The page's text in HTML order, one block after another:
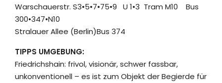
Warschauerstr. S3•5•7•75•9 U 1•3 Tram M10 Bus
300•347•N10
Stralauer Allee (Berlin)Bus 374
TIPPS UMGEBUNG:
Friedrichshain: frivol, visionär, schwer fassbar,
unkonventionell – es ist zum Objekt der Begierde für